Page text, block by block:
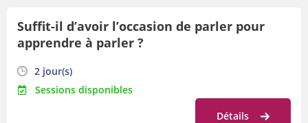
Suffit-il d’avoir l’occasion de parler pour
apprendre à parler ?
2 jour(s)
Sessions disponibles
Détails